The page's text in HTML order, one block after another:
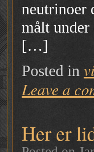
neutrinoer
målt
[…]
Posted in
Leave a
Her er